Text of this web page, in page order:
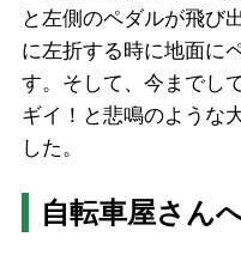
と左側のペダルが飛び
に左折する時に地面に
す。そして、今までし
ギイ！と悲鳴のような
した。
自転車屋さん